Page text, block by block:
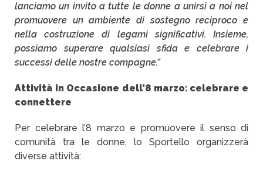
lanciamo un invito a tutte le donne a unirsi a noi nel
promuovere un ambiente di sostegno reciproco e
nella costruzione di legami significativi. Insieme,
possiamo superare qualsiasi sfida e celebrare i
successi delle nostre compagne.”
Attività in Occasione dell’8 marzo: celebrare e
connettere
Per celebrare l’8 marzo e promuovere il senso di
comunità tra le donne, lo Sportello organizzerà
diverse attività: